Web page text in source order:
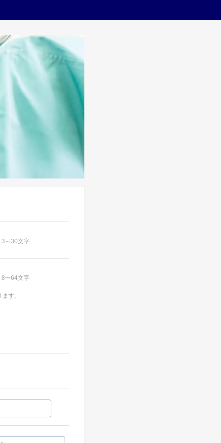
～30文字
〜64文字
す。